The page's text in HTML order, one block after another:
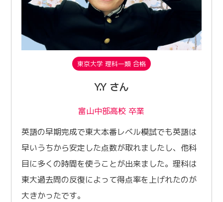
東京大学 理科一類 合格
Y.Y さん
富山中部高校 卒業
英語の早期完成で東大本番レベル模試でも英語は
早いうちから安定した点数が取れましたし、他科
目に多くの時間を使うことが出来ました。理科は
東大過去問の反復によって得点率を上げれたのが
大きかったです。